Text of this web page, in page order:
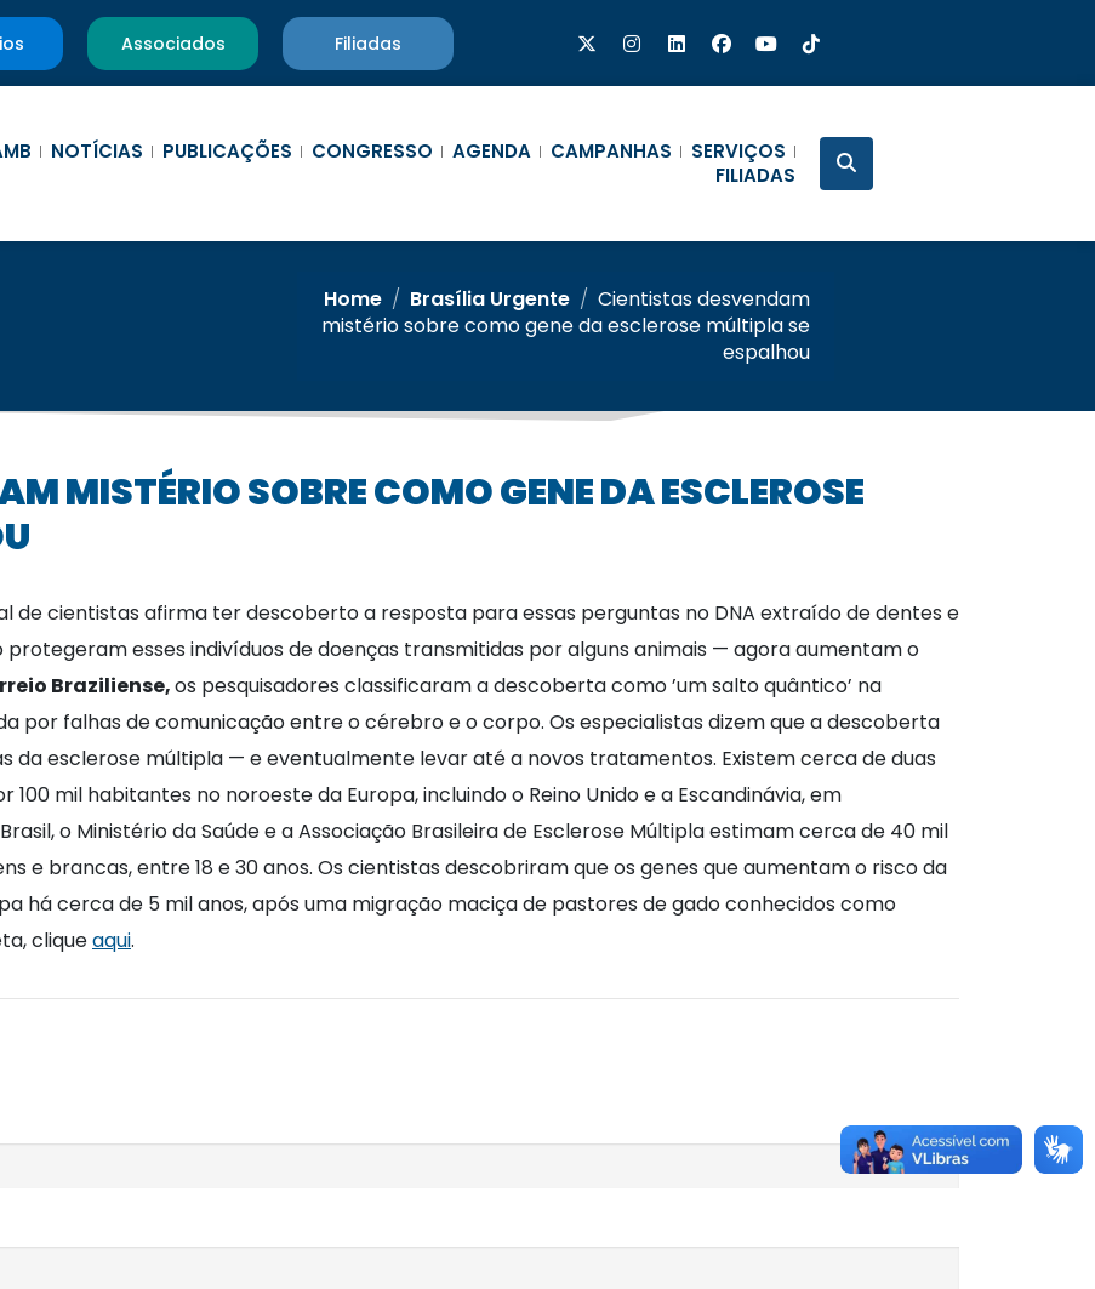
Associados Filiadas
NOTÍCIAS PUBLICAÇÕES CONGRESSO AGENDA CAMPANHAS
SERVIÇOS
FILIADAS
Home / Brasília Urgente / Cientistas desvendam
mistério sobre como gene da esclerose múltipla se
espalhou
de cientistas afirma ter descoberto a resposta para essas perguntas no DNA extraído de dentes e
protegeram esses indivíduos de doenças transmitidas por alguns animais — agora aumentam o
Braziliense,os pesquisadores classificaram a descoberta como ’um salto quântico’ na
por falhas de comunicação entre o cérebro e o corpo. Os especialistas dizem que a descoberta
da esclerose múltipla — e eventualmente levar até a novos tratamentos. Existem cerca de duas
mil habitantes no noroeste da Europa, incluindo o Reino Unido e a Escandinávia, em
o Ministério da Saúde e a Associação Brasileira de Esclerose Múltipla estimam cerca de 40 mil
e brancas, entre 18 e 30 anos. Os cientistas descobriram que os genes que aumentam o risco da
há cerca de 5 mil anos, após uma migração maciça de pastores de gado conhecidos como
cliqueaqui.